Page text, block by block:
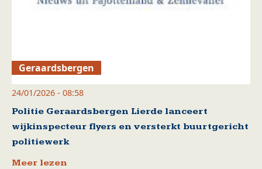
Geraardsbergen
24/01/2026 - 08:58
Politie Geraardsbergen Lierde lanceert
wijkinspecteur flyers en versterkt buurtgericht
politiewerk
Meer lezen